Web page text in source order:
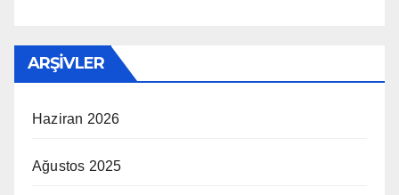
ARŞIVLER
Haziran 2026
Ağustos 2025